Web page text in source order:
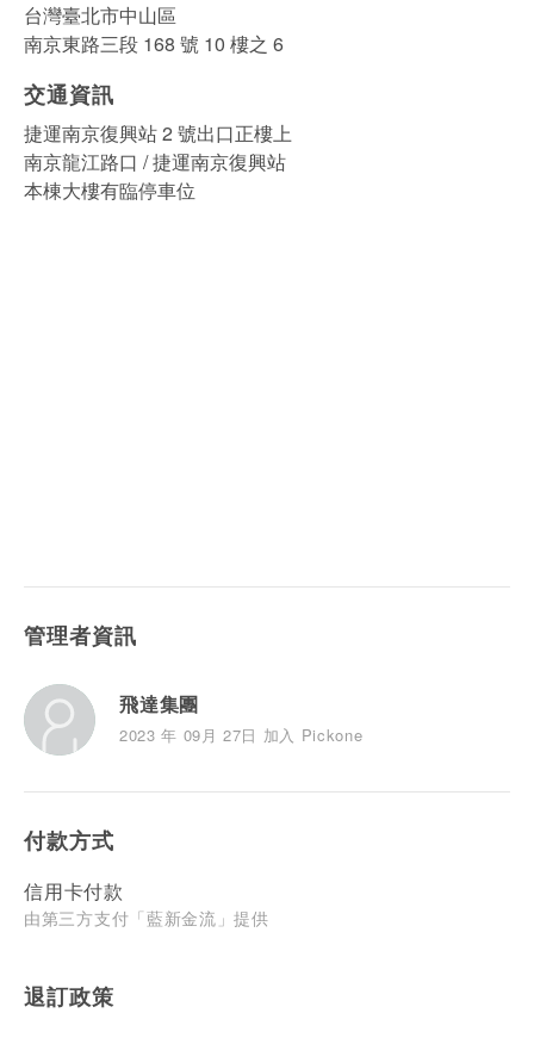
台灣臺北市中山區
南京東路三段 168 號 10 樓之 6
交通資訊
捷運南京復興站 2 號出口正樓上
南京龍江路口 / 捷運南京復興站
本棟大樓有臨停車位
管理者資訊
飛達集團
2023 年 09月 27日 加入 Pickone
付款方式
信用卡付款
由第三方支付「藍新金流」提供
退訂政策